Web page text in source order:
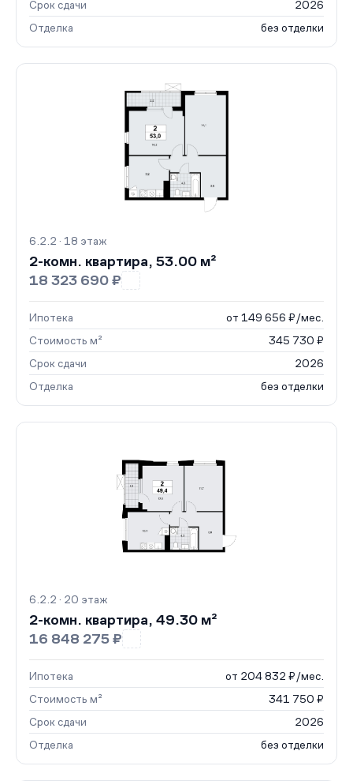
Срок сдачи
2026
Отделка
без отделки
6.2.2 · 18 этаж
2-комн. квартира, 53.00 м²
18 323 690 ₽
Ипотека
от 149 656 ₽/мес.
Стоимость м²
345 730 ₽
Срок сдачи
2026
Отделка
без отделки
6.2.2 · 20 этаж
2-комн. квартира, 49.30 м²
16 848 275 ₽
Ипотека
от 204 832 ₽/мес.
Стоимость м²
341 750 ₽
Срок сдачи
2026
Отделка
без отделки